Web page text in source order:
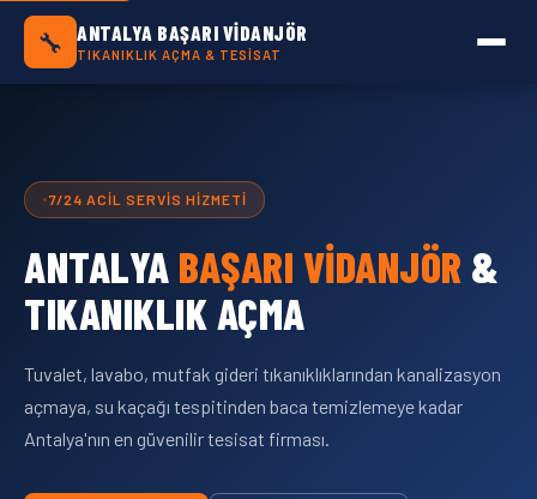
Antalya Başarı Vidanjör — Antalya Geneli
🔧 ANTALYA BAŞARI VIDANJÖR
TIKANIKLIK AÇMA & TESISAT
7/24 ACIL SERVIS HIZMETI
ANTALYA BAŞARI VIDANJÖR &
TIKANIKLIK AÇMA
Tuvalet, lavabo, mutfak gideri tıkanıklıklarından kanalizasyon
açmaya, su kaçağı tespitinden baca temizlemeye kadar
Antalya'nın en güvenilir tesisat firması.